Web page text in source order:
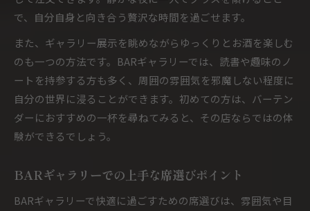
で、自分自身と向き合う贅沢な時間を過ごせます。
また、ギャラリー展示を眺めながらゆっくりとお酒を楽しむ
のも一つの方法です。BARギャラリーでは、読書や趣味のノ
ートを持参する方も多く、周囲の雰囲気を邪魔しない程度に
自分の世界に浸ることができます。初めての方は、バーテン
ダーにおすすめの一杯を尋ねてみると、その店ならではの体
験ができるでしょう。
BARギャラリーでの上手な席選びポイント
BARギャラリーで快適に過ごすための席選びは、雰囲気や目